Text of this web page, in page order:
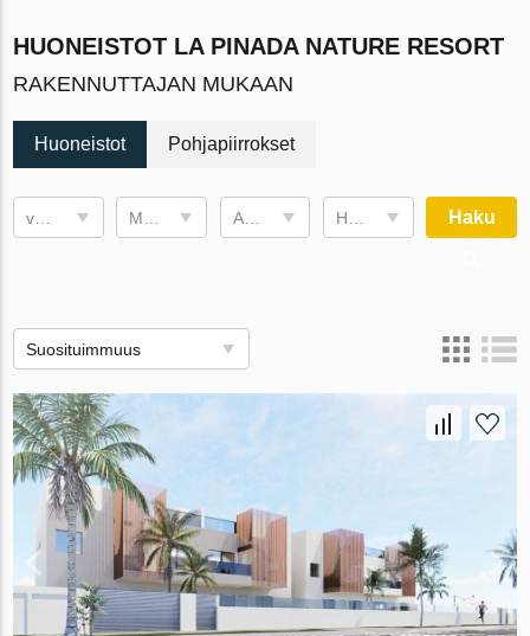
HUONEISTOT LA PINADA NATURE RESORT
RAKENNUTTAJAN MUKAAN
Huoneistot Pohjapiirrokset
Asuintila Haku
Suosituimmuus